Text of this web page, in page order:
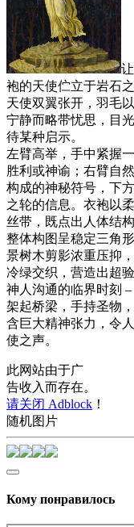
袍的天使伫立于岩石
天使双翼张开，羽毛
宁静而略带忧思，目
待某种启示。
左臂高举，手中紧握
胜利或神谕；右臂自
构成的神秘符号，下
之轮的信息。衣袍以
丝带，既点出人体结
整体构图呈稳定三角
景树木剪影浓重压抑
冷绿交织，营造出超
神人沟通的临界时刻
架起桥梁，手持圣物
含巨大精神张力，令
使之声。
此网站由于广
告收入而存在。
请关闭 Adblock ！
随机图片
Кому понравилось